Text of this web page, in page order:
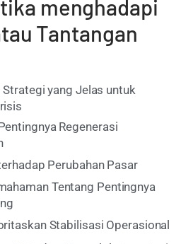
menghadapi
Tantangan
yang Jelas untuk
Regenerasi
Perubahan Pasar
Tentang Pentingnya
Stabilisasi Operasional